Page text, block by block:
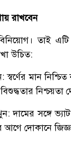
রাখবেন
তাই
উচিত:
মান
নিশ্চয়তা
দামের সঙ্গে
দোকানে